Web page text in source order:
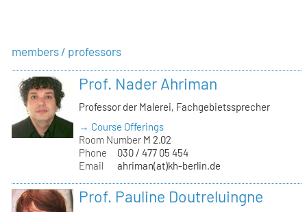
members / professors
Prof. Nader Ahriman
Professor der Malerei, Fachgebietssprecher
→ Course Offerings
Room Number M 2.02
Phone
030 / 477 05 454
Email
ahriman(at)kh-berlin.de
Prof. Pauline Doutreluingne